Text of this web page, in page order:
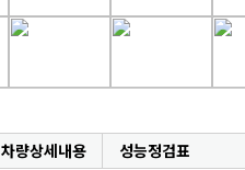
차량상세내용 성능정검표